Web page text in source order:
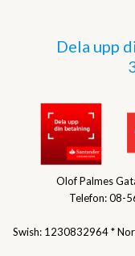
Dela upp
Olof Palmes
Telefon: 08-
Swish: 1230832964 *